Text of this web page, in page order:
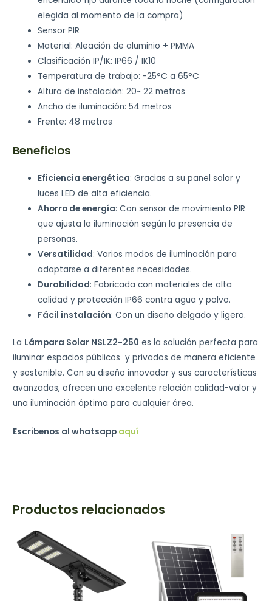
elegida al momento de la compra)
Sensor PIR
Material: Aleación de aluminio + PMMA
Clasificación IP/IK: IP66 / IK10
Temperatura de trabajo: -25°C a 65°C
Altura de instalación: 20~ 22 metros
Ancho de iluminación: 54 metros
Frente: 48 metros
Beneficios
Eficiencia energética: Gracias a su panel solar y
luces LED de alta eficiencia.
Ahorro de energía: Con sensor de movimiento PIR
que ajusta la iluminación según la presencia de
personas.
Versatilidad: Varios modos de iluminación para
adaptarse a diferentes necesidades.
Durabilidad: Fabricada con materiales de alta
calidad y protección IP66 contra agua y polvo.
Fácil instalación: Con un diseño delgado y ligero.
La Lámpara Solar NSLZ2-250 es la solución perfecta para
iluminar espacios públicos y privados de manera eficiente
y sostenible. Con su diseño innovador y sus características
avanzadas, ofrecen una excelente relación calidad-valor y
una iluminación óptima para cualquier área.
Escribenos al whatsapp aquí
Productos relacionados